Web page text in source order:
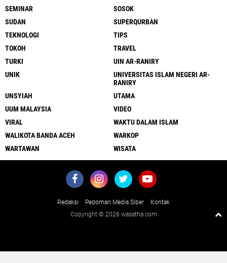
SEMINAR
SOSOK
SUDAN
SUPERQURBAN
TEKNOLOGI
TIPS
TOKOH
TRAVEL
TURKI
UIN AR-RANIRY
UNIK
UNIVERSITAS ISLAM NEGERI AR-
RANIRY
UNSYIAH
UTAMA
UUM MALAYSIA
VIDEO
VIRAL
WAKTU DALAM ISLAM
WALIKOTA BANDA ACEH
WARKOP
WARTAWAN
WISATA
Redaksi Pedoman Media Siber
Kontak
Copyright © 2026 wasatha.com